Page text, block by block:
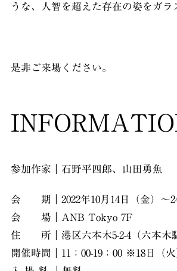
うな、人智を超えた存在の姿をガラ
是非ご来場ください。
参加作家｜石野平四郎、山田勇魚
会 期｜2022年10月14日（金）～24
会 場｜ANB Tokyo 7F
住 所｜港区六本木5-2-4（六本木
開催時間｜11：00-19：00 ※18日（